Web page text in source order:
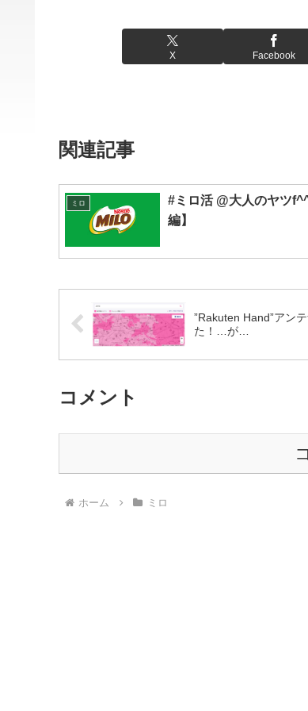
X Facebook
関連記事
ミロ
#ミロ活 @大人のヤツ
編】
”Rakuten Hand”アン
た！…が…
コメント
ホーム ミロ